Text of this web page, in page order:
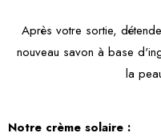
Après votre sortie,
nouveau savon à base
la
Notre crème solaire :